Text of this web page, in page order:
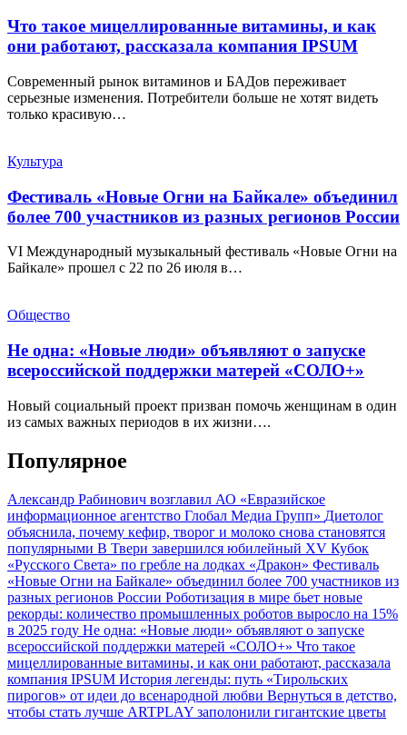
Что такое мицеллированные витамины, и как
они работают, рассказала компания IPSUM
Современный рынок витаминов и БАДов переживает
серьезные изменения. Потребители больше не хотят видеть
только красивую…
Культура
Фестиваль «Новые Огни на Байкале» объединил
более 700 участников из разных регионов России
VI Международный музыкальный фестиваль «Новые Огни на
Байкале» прошел с 22 по 26 июля в…
Общество
Не одна: «Новые люди» объявляют о запуске
всероссийской поддержки матерей «СОЛО+»
Новый социальный проект призван помочь женщинам в один
из самых важных периодов в их жизни….
Популярное
Александр Рабинович возглавил АО «Евразийское
информационное агентство Глобал Медиа Групп» Диетолог
объяснила, почему кефир, творог и молоко снова становятся
популярными В Твери завершился юбилейный XV Кубок
«Русского Света» по гребле на лодках «Дракон» Фестиваль
«Новые Огни на Байкале» объединил более 700 участников из
разных регионов России Роботизация в мире бьет новые
рекорды: количество промышленных роботов выросло на 15%
в 2025 году Не одна: «Новые люди» объявляют о запуске
всероссийской поддержки матерей «СОЛО+» Что такое
мицеллированные витамины, и как они работают, рассказала
компания IPSUM История легенды: путь «Тирольских
пирогов» от идеи до всенародной любви Вернуться в детство,
чтобы стать лучше ARTPLAY заполонили гигантские цветы